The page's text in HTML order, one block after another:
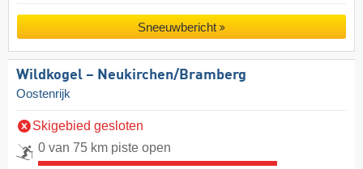
Sneeuwbericht
Wildkogel – Neukirchen/​Bramberg
Oostenrijk
Skigebied gesloten
0 van 75 km piste open